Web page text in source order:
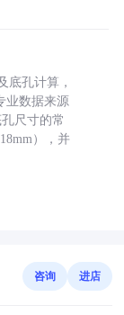
底孔计算，
业数据来源
尺寸的常
），并
咨询 进店